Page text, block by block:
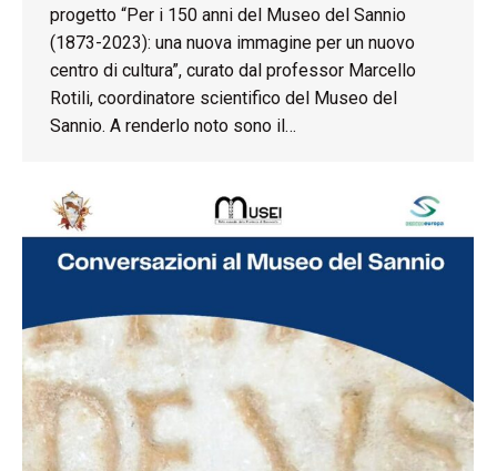
progetto “Per i 150 anni del Museo del Sannio
(1873-2023): una nuova immagine per un nuovo
centro di cultura”, curato dal professor Marcello
Rotili, coordinatore scientifico del Museo del
Sannio. A renderlo noto sono il…